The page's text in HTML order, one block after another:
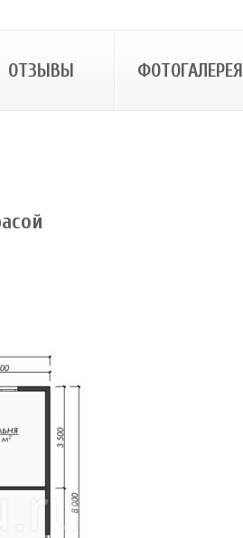
ОТЗЫВЫ ФОТОГАЛЕРЕЯ